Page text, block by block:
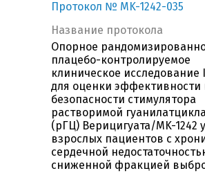
Протокол № MK-1242-035
Название протокола
Опорное
плацебо-контролируемое
клиническое
для оценки эффективности
безопасности стимулятора
растворимой
(рГЦ) Верицигуата/MK-1242 у
взрослых пациентов с
сердечной
сниженной фракцией